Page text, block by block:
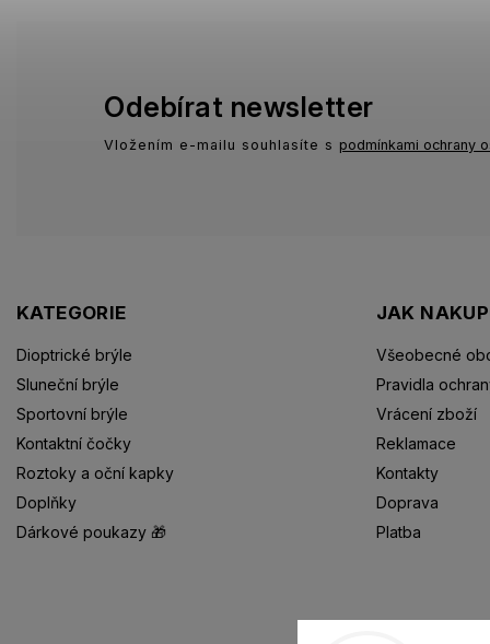
KATEGORIE
Dioptrické brýle
Sluneční brýle
Sportovní brýle
Kontaktní čočky
Roztoky a oční kapky
Doplňky
Dárkové poukazy 🎁
JAK
Všeobecné
Pravidla
Vrácení zboží
Reklamace
Kontakty
Doprava
Platba
Odebírat newsletter
Vložením e-mailu souhlasíte s podmínkami ochrany